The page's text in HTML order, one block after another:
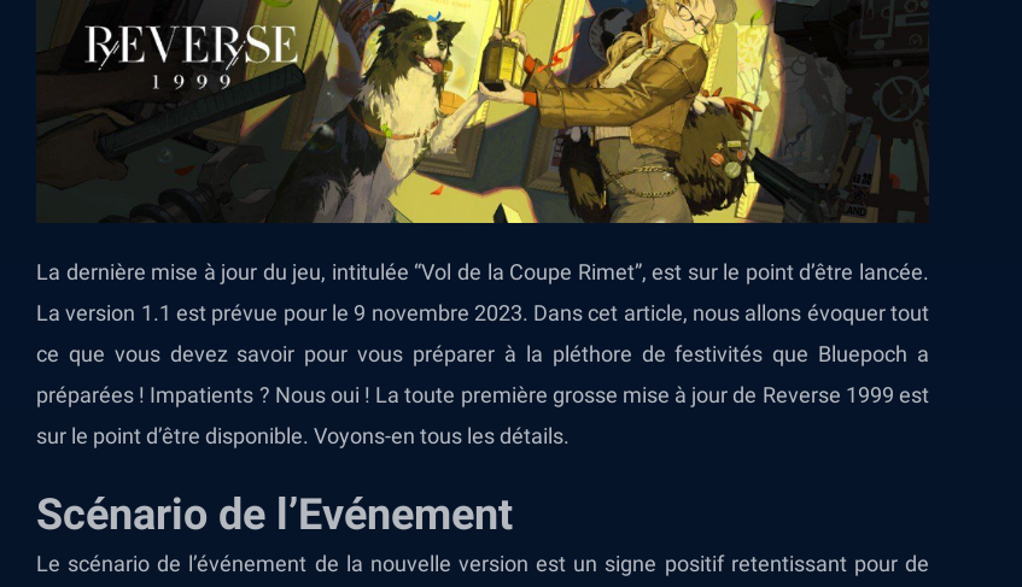
La dernière mise à jour du jeu, intitulée “Vol de la Coupe Rimet”, est sur le point d’être lancée.
La version 1.1 est prévue pour le 9 novembre 2023. Dans cet article, nous allons évoquer tout
ce que vous devez savoir pour vous préparer à la pléthore de festivités que Bluepoch a
préparées ! Impatients ? Nous oui ! La toute première grosse mise à jour de Reverse 1999 est
sur le point d’être disponible. Voyons-en tous les détails.
Scénario de l’Evénement
Le scénario de l’événement de la nouvelle version est un signe positif retentissant pour de